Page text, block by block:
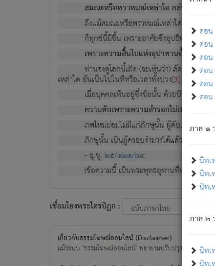
ตอน
ตอน
ตอน
ตอน
ตอน
ตอน
ภาค ๑
นิทเ
นิท
นิทเ
ภาค ๒
นิท
สมณะหรือพราหมณ์เหล่าใด กล่าวความ
ถึงแม้สมณะหรือพราหมณ์เหล่าใด กล่าวคว
ก็ทุกข์นี้มีขึ้น เพราะอาศัยซึ่งอุปธิทั้งปวง.
เพราะความสิ้นไปแห่งอุปาทานทั้งปวง คว
ท่านจงดูโลกนี้เถิด (จะเห็นว่า) สัตว์ทั้งหล
เหล่าใด อันเป็นไปในที่หรือเวลาทั้งปวง[3] เพื่อควา
เมื่อบุคคลเห็นอยู่ซึ่งข้อนั้น ด้วยปัญญาอันชอ
ความดับเพราะความสำรอกไม่เหลือ (แห่
ภพใหม่ย่อมไม่มีแก่ภิกษุนั้น ผู้ดับเย็นสนิทแล้
ภิกษุนั้น เป็นผู้ครอบงำมารได้แล้ว ชนะสง
- อุ.ขุ.๒๕/๑๒๑/๘๔.
(ข้อความนี้ เป็นพระพุทธอุทานที่ทรงเปล่งอ
เชื่อมโยงพระไตรปิฏก :
เกี่ยวกับธรรมโฆษณ์ออนไลน์ (Disclaimer)
แม้ระบบ "ธรรมโฆษณ์ออนไลน์" พยายามปรับปรุงข้อมูลให้ถู